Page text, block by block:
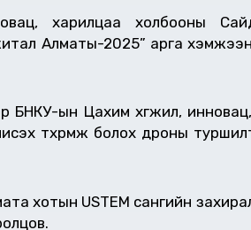
харилцаа холбооны
Алматы-2025” арга
БНКУ-ын Цахим хөгжил,
төхөөрөмж болох дроны
хотын USTEM сангийн